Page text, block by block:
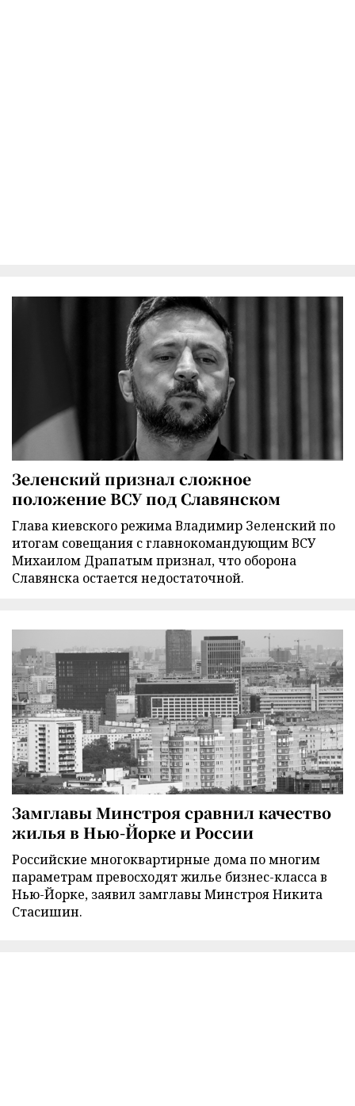
Зеленский признал сложное
положение ВСУ под Славянском
Глава киевского режима Владимир Зеленский по
итогам совещания с главнокомандующим ВСУ
Михаилом Драпатым признал, что оборона
Славянска остается недостаточной.
Замглавы Минстроя сравнил качество
жилья в Нью-Йорке и России
Российские многоквартирные дома по многим
параметрам превосходят жилье бизнес-класса в
Нью-Йорке, заявил замглавы Минстроя Никита
Стасишин.